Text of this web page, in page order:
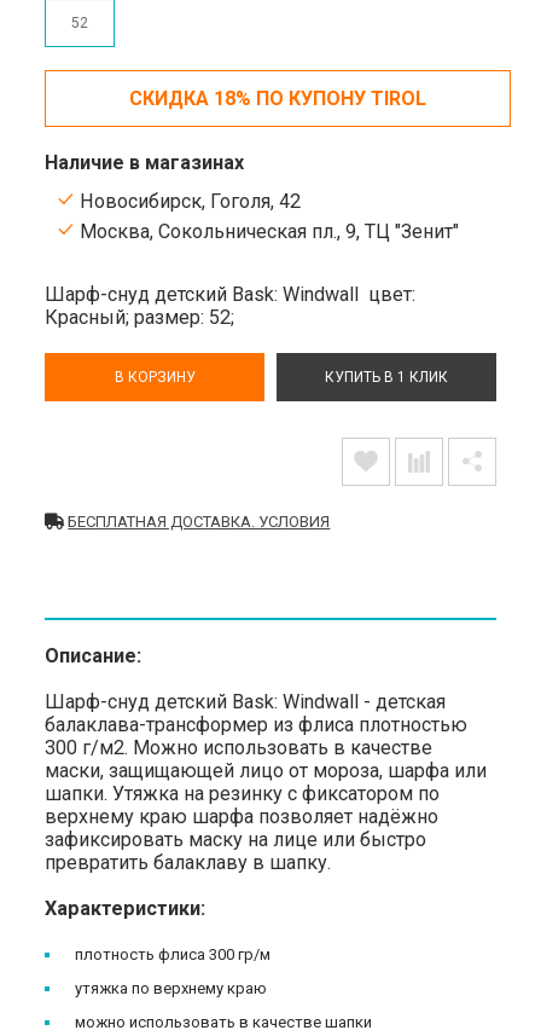
52
СКИДКА 18% ПО КУПОНУ TIROL
Наличие в магазинах
Новосибирск, Гоголя, 42
Москва, Сокольническая пл., 9, ТЦ "Зенит"
Шарф-снуд детский Bask: Windwall цвет:
Красный;размер: 52;
В КОРЗИНУ КУПИТЬ В 1 КЛИК
БЕСПЛАТНАЯ ДОСТАВКА. УСЛОВИЯ
Описание:
Шарф-снуд детский Bask: Windwall - детская
балаклава-трансформер из флиса плотностью
300 г/м2. Можно использовать в качестве
маски, защищающей лицо от мороза, шарфа или
шапки.Утяжка на резинку с фиксатором по
верхнему краю шарфа позволяет надёжно
зафиксировать маску на лице или быстро
превратить балаклаву в шапку.
Характеристики:
плотность флиса 300 гр/м
утяжка по верхнему краю
можно использовать в качестве шапки